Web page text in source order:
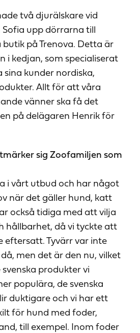
två djurälskare vid
Sofia upp dörrarna till
på Trenova. Detta är
i kedjan, som specialiserat
kunder nordiska,
Allt för att våra
vänner ska få det
på delägaren Henrik för
sig Zoofamiljen som
i vårt utbud och har något
när det gäller hund, katt
också tidiga med att vilja
hållbarhet, då vi tyckte att
eftersatt. Tyvärr var inte
men det är den nu, vilket
produkter vi
populära, de svenska
duktigare och vi har ett
för hund med foder,
till exempel. Inom foder